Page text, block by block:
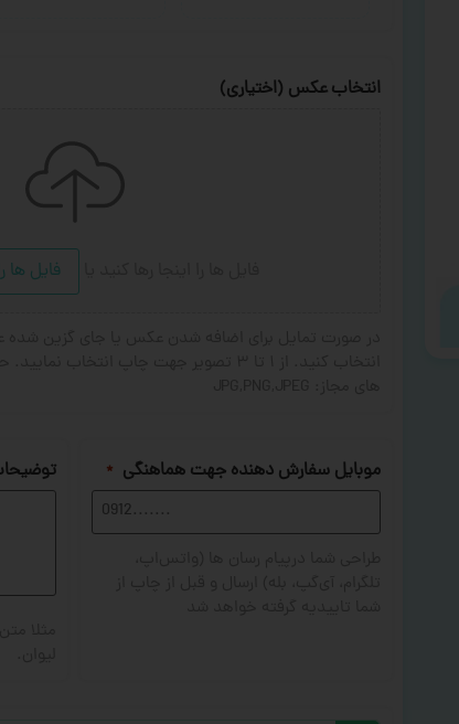
انتخاب عکس (اختیاری)
فایل ها
موبایل سفارش دهنده جهت هماهنگی *